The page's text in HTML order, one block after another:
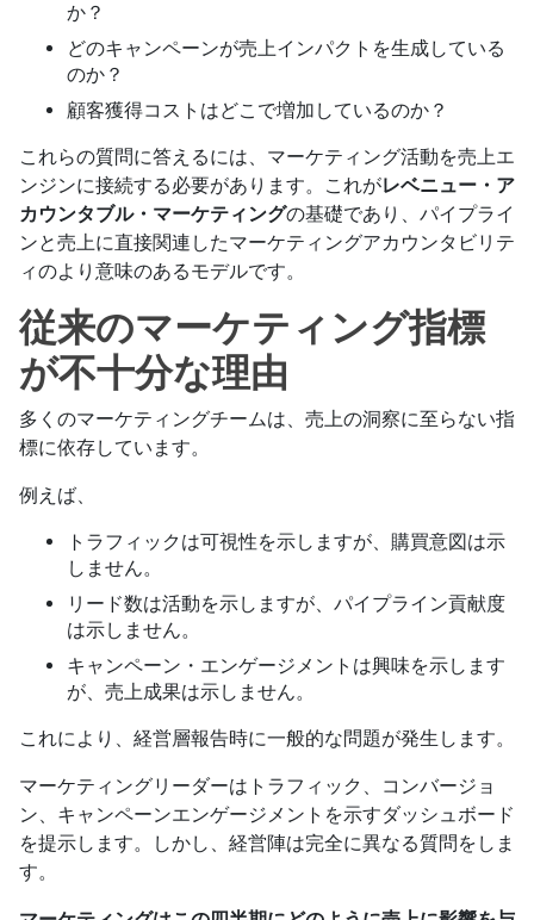
か？
どのキャンペーンが売上インパクトを生成している
のか？
顧客獲得コストはどこで増加しているのか？
これらの質問に答えるには、マーケティング活動を売上エ
ンジンに接続する必要があります。これがレベニュー・ア
カウンタブル・マーケティングの基礎であり、パイプライ
ンと売上に直接関連したマーケティングアカウンタビリテ
ィのより意味のあるモデルです。
従来のマーケティング指標
が不十分な理由
多くのマーケティングチームは、売上の洞察に至らない指
標に依存しています。
例えば、
トラフィックは可視性を示しますが、購買意図は示
しません。
リード数は活動を示しますが、パイプライン貢献度
は示しません。
キャンペーン・エンゲージメントは興味を示します
が、売上成果は示しません。
これにより、経営層報告時に一般的な問題が発生します。
マーケティングリーダーはトラフィック、コンバージョ
ン、キャンペーンエンゲージメントを示すダッシュボード
を提示します。しかし、経営陣は完全に異なる質問をしま
す。